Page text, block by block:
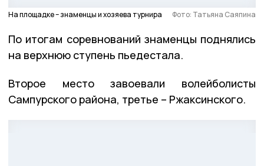
На площадке – знаменцы и хозяева турнира Фото: Татьяна Саяпина
По итогам соревнований знаменцы поднялись
на верхнюю ступень пьедестала.
Второе место завоевали волейболисты
Сампурского района, третье – Ржаксинского.